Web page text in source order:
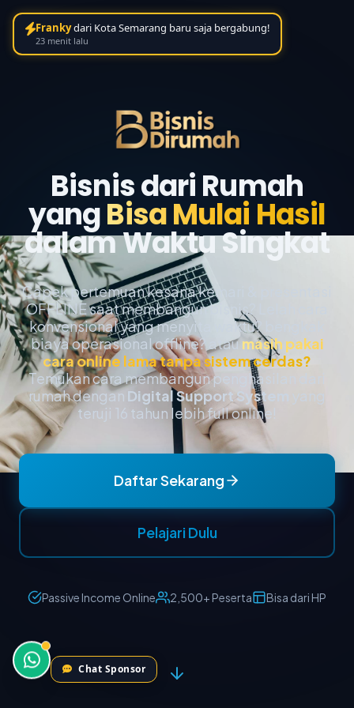
Chat Sponsor
Frankydari Kota Semarang baru saja bergabung!
23 menit lalu